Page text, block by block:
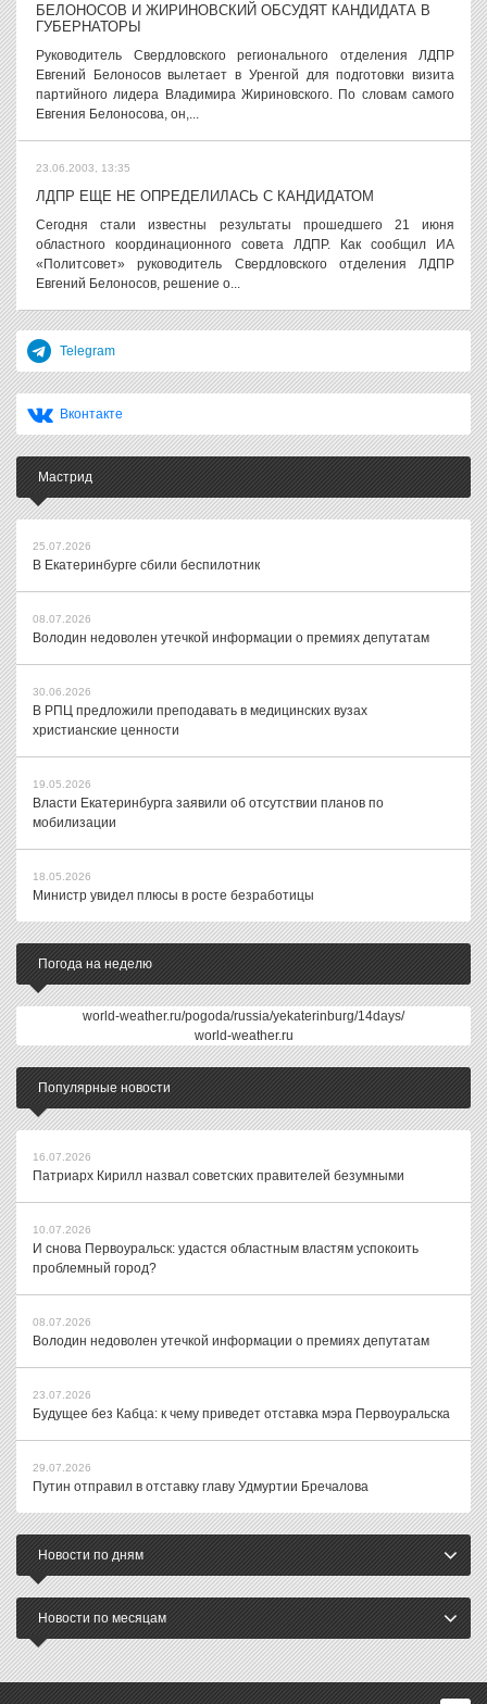
БЕЛОНОСОВ И ЖИРИНОВСКИЙ ОБСУДЯТ КАНДИДАТА В
ГУБЕРНАТОРЫ
Руководитель Свердловского регионального отделения ЛДПР
Евгений Белоносов вылетает в Уренгой для подготовки визита
партийного лидера Владимира Жириновского. По словам самого
Евгения Белоносова, он,...
23.06.2003, 13:35
ЛДПР ЕЩЕ НЕ ОПРЕДЕЛИЛАСЬ С КАНДИДАТОМ
Сегодня стали известны результаты прошедшего 21 июня
областного координационного совета ЛДПР. Как сообщил ИА
«Политсовет» руководитель Свердловского отделения ЛДПР
Евгений Белоносов, решение о...
Telegram
Вконтакте
Мастрид
25.07.2026
В Екатеринбурге сбили беспилотник
08.07.2026
Володин недоволен утечкой информации о премиях депутатам
30.06.2026
В РПЦ предложили преподавать в медицинских вузах
христианские ценности
19.05.2026
Власти Екатеринбурга заявили об отсутствии планов по
мобилизации
18.05.2026
Министр увидел плюсы в росте безработицы
Погода на неделю
world-weather.ru/pogoda/russia/yekaterinburg/14days/
world-weather.ru
Популярные новости
16.07.2026
Патриарх Кирилл назвал советских правителей безумными
10.07.2026
И снова Первоуральск: удастся областным властям успокоить
проблемный город?
08.07.2026
Володин недоволен утечкой информации о премиях депутатам
23.07.2026
Будущее без Кабца: к чему приведет отставка мэра Первоуральска
29.07.2026
Путин отправил в отставку главу Удмуртии Бречалова
Новости по дням
Новости по месяцам